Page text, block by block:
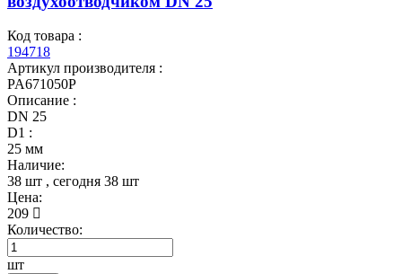
Код товара :
194718
Артикул производителя :
PA671050P
Описание :
DN 25
D1 :
25 мм
Наличие:
38 шт , сегодня 38 шт
Цена:
209
Количество:
шт